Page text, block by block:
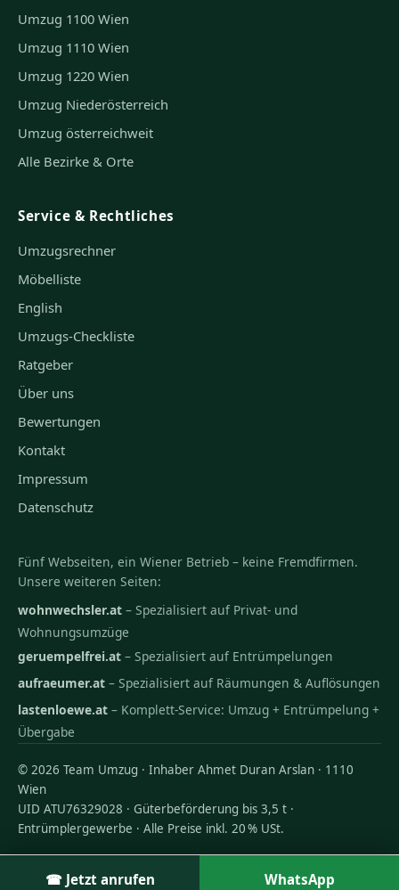
Umzug 1100 Wien
Umzug 1110 Wien
Umzug 1220 Wien
Umzug Niederösterreich
Umzug österreichweit
Alle Bezirke & Orte
Service & Rechtliches
Umzugsrechner
Möbelliste
English
Umzugs-Checkliste
Ratgeber
Über uns
Bewertungen
Kontakt
Impressum
Datenschutz
Fünf Webseiten, ein Wiener Betrieb – keine Fremdfirmen.
Unsere weiteren Seiten:
wohnwechsler.at – Spezialisiert auf Privat- und
Wohnungsumzüge
geruempelfrei.at – Spezialisiert auf Entrümpelungen
aufraeumer.at – Spezialisiert auf Räumungen & Auflösungen
lastenloewe.at – Komplett-Service: Umzug + Entrümpelung +
Übergabe
© 2026 Team Umzug · Inhaber Ahmet Duran Arslan · 1110
Wien
UID ATU76329028 · Güterbeförderung bis 3,5 t ·
Entrümplergewerbe · Alle Preise inkl. 20 % USt.
☎ Jetzt anrufen WhatsApp